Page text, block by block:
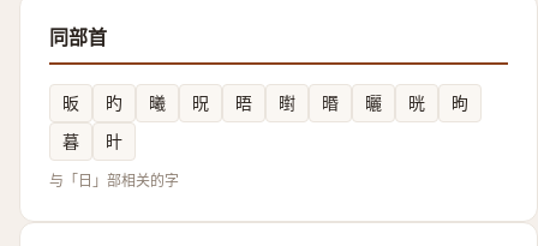
同部首
昄 旳 曦 㫛 晤 㬣 㬆 曬 晄
昫
暮
旪
与「日」部相关的字